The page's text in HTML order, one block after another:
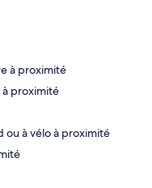
à proximité
à proximité
ou à vélo à proximité